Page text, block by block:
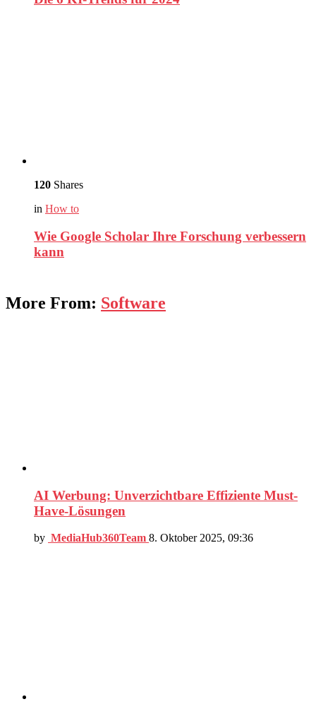
120 Shares
in How to
Wie Google Scholar Ihre Forschung verbessern
kann
More From: Software
AI Werbung: Unverzichtbare Effiziente Must-
Have-Lösungen
by MediaHub360Team 8. Oktober 2025, 09:36